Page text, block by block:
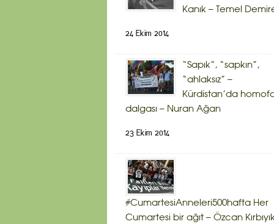
Kanık – Temel
24 Ekim 2014
“Sapık”, “sapkın”,
“ahlaksız” –
Kürdistan’da
dalgası – Nuran Ağan
23 Ekim 2014
#CumartesiAnneleri500hafta Her
Cumartesi bir ağıt – Özcan